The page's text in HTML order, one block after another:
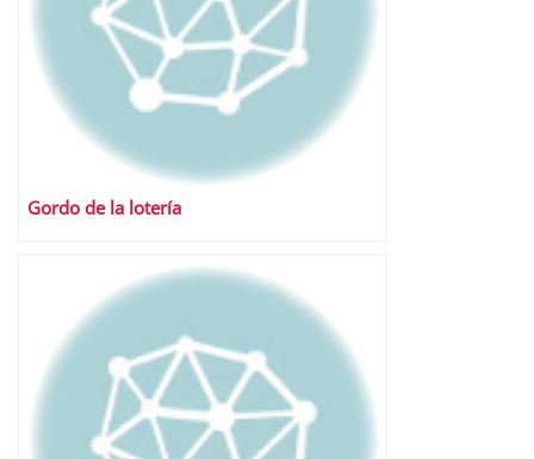
Gordo de la lotería